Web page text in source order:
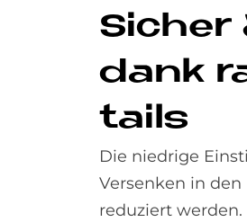
Si­cher
dank
tails
Die niedrige
Versenken in
reduziert